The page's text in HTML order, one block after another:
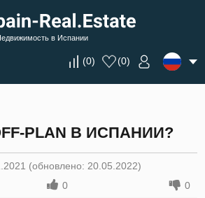
в Испании
(0) (0)
PLAN В ИСПАНИИ?
(обновлено: 20.05.2022)
0 0